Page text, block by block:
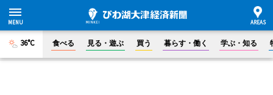
36°C 食べる 見る・遊ぶ 買う 暮らす・働く 学ぶ・知る